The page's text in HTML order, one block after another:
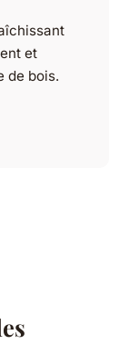
et
de bois.